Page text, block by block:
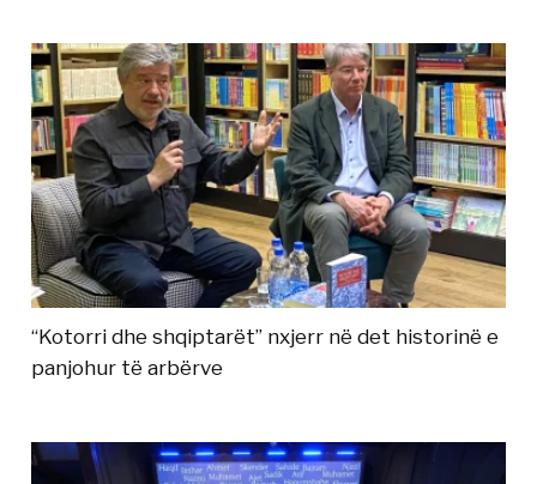
“Kotorri dhe shqiptarët” nxjerr në det historinë e
panjohur të arbërve